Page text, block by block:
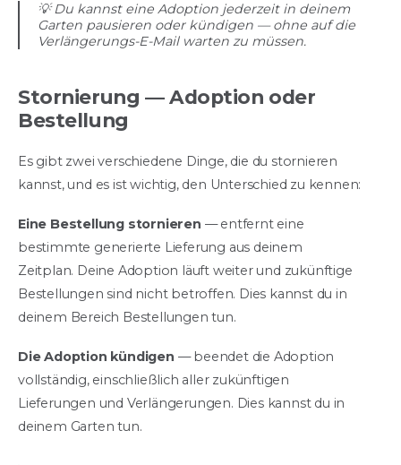
💡 Du kannst eine Adoption jederzeit in deinem
Garten pausieren oder kündigen — ohne auf die
Verlängerungs-E-Mail warten zu müssen.
Stornierung — Adoption oder
Bestellung
Es gibt zwei verschiedene Dinge, die du stornieren
kannst, und es ist wichtig, den Unterschied zu kennen:
Eine Bestellung stornieren — entfernt eine
bestimmte generierte Lieferung aus deinem
Zeitplan. Deine Adoption läuft weiter und zukünftige
Bestellungen sind nicht betroffen. Dies kannst du in
deinem Bereich Bestellungen tun.
Die Adoption kündigen — beendet die Adoption
vollständig, einschließlich aller zukünftigen
Lieferungen und Verlängerungen. Dies kannst du in
deinem Garten tun.